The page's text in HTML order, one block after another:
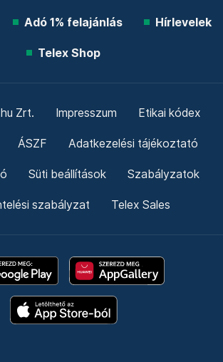
Adó 1% felajánlás Hírlevelek
Telex Shop
Zrt. Impresszum Etikai kódex
ÁSZF Adatkezelési tájékoztató
Süti beállítások Szabályzatok
szabályzat Telex Sales